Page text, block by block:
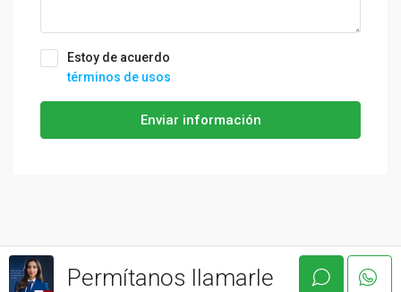
Estoy de acuerdo
términos de usos
Enviar información
Permítanos llamarle